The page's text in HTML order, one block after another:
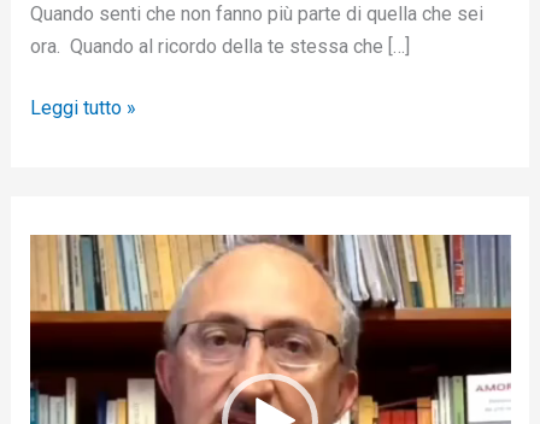
Quando senti che non fanno più parte di quella che sei
ora. Quando al ricordo della te stessa che […]
Leggi tutto »
d
o